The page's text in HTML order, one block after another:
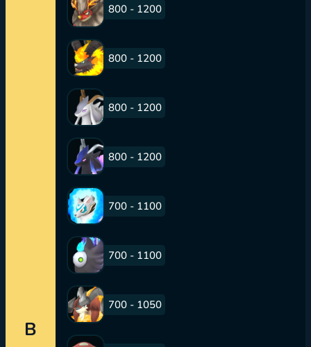
B
800 - 1200
800 - 1200
800 - 1200
800 - 1200
700 - 1100
700 - 1100
700 - 1050